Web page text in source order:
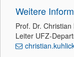
Weitere
Prof. Dr. Christian
Leiter UFZ-